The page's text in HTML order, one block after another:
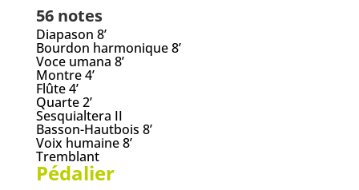
56 notes
Diapason 8’
Bourdon harmonique 8’
Voce umana 8’
Montre 4’
Flûte 4’
Quarte 2’
Sesquialtera II
Basson-Hautbois 8’
Voix humaine 8’
Tremblant
Pédalier